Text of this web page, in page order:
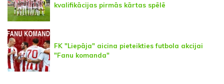
kvalifikācijas pirmās kārtas spēlē
FK "Liepāja" aicina pieteikties futbola akcijai
"Fanu komanda"